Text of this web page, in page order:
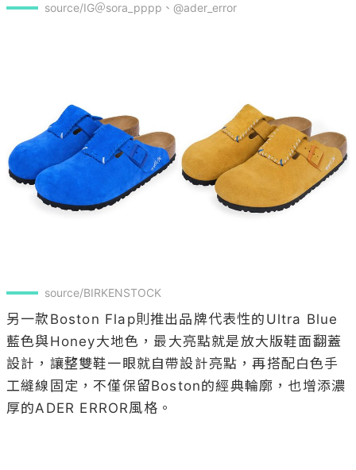
source/IG＠sora_pppp、@ader_error
source/BIRKENSTOCK
另一款Boston Flap則推出品牌代表性的Ultra Blue
藍色與Honey大地色，最大亮點就是放大版鞋面翻蓋
設計，讓整雙鞋一眼就自帶設計亮點，再搭配白色手
工縫線固定，不僅保留Boston的經典輪廓，也增添濃
厚的ADER ERROR風格。